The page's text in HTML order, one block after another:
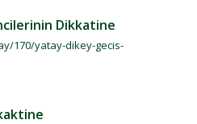
Dikkatine
170/yatay-dikey-gecis-